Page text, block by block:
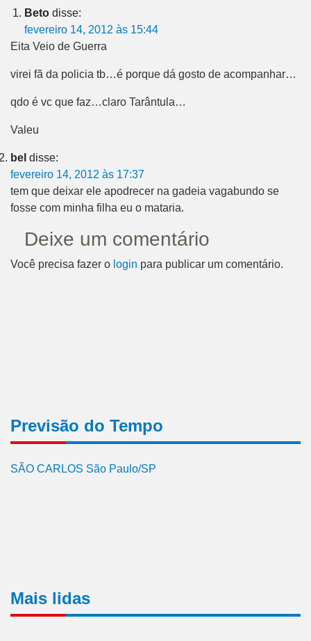
Beto disse:
fevereiro 14, 2012 às 15:44
Eita Veio de Guerra
virei fã da policia tb…é porque dá gosto de acompanhar…
qdo é vc que faz…claro Tarântula…
Valeu
bel disse:
fevereiro 14, 2012 às 17:37
tem que deixar ele apodrecer na gadeia vagabundo se
fosse com minha filha eu o mataria.
Deixe um comentário
Você precisa fazer o login para publicar um comentário.
Previsão do Tempo
SÃO CARLOS São Paulo/SP
Mais lidas